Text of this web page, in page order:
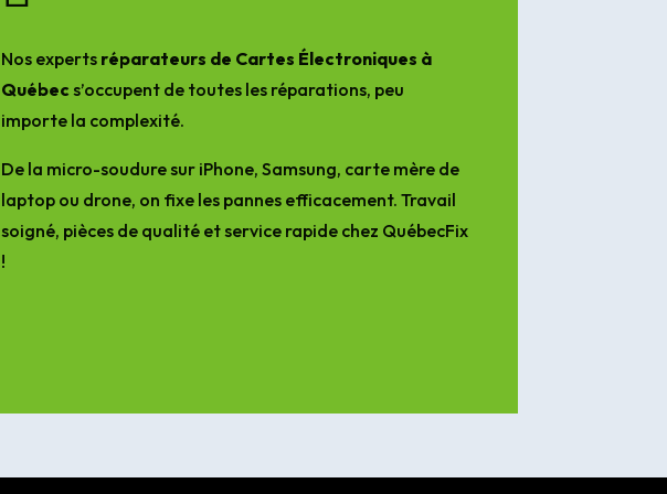
Nos experts réparateurs de Cartes Électroniques à
Québecs’occupent de toutes les réparations, peu
importe la complexité.
De la micro-soudure sur iPhone, Samsung, carte mère de
laptop ou drone, on fixe les pannes efficacement. Travail
soigné, pièces de qualité et service rapide chez QuébecFix
!